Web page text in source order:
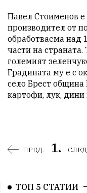
Павел Стоименов
производител от
обработваема над
части на
големият
Градината му е с
село Брест
картофи, лук, дини
ПРЕД. 1.
ТОП 5 СТАТИИ